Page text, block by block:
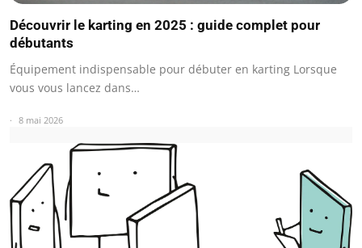
Découvrir le karting en 2025 : guide complet pour
débutants
Équipement indispensable pour débuter en karting Lorsque
vous vous lancez dans…
8 mai 2026